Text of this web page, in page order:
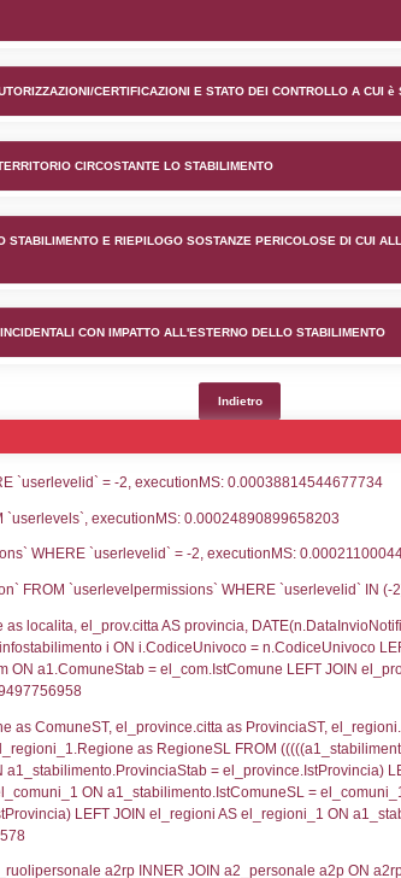
Totalgaz Italia S.r.l
INFORMAZIONI GENERALI SU
DELL'AMBIENTE/
DESCRIZIONE SINTETICA DELLO
INFORMAZIONI SUGLI SCENARI